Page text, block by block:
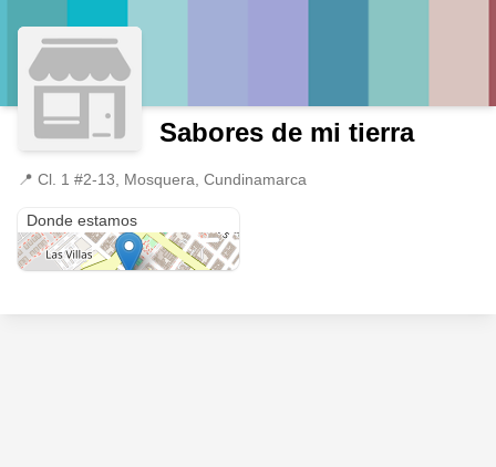
Sabores de mi tierra
📍 Cl. 1 #2-13, Mosquera, Cundinamarca
Donde estamos